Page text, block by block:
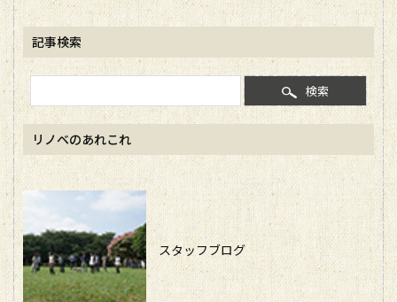
記事検索
検索
リノベのあれこれ
スタッフブログ